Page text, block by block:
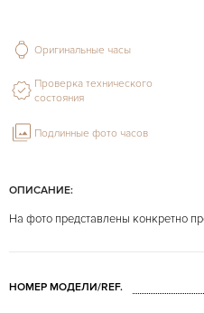
ОПИСАНИЕ:
На фото представлены конкретно
НОМЕР МОДЕЛИ/REF.
Оригинальные часы
Проверка технического
состояния
Подлинные фото часов